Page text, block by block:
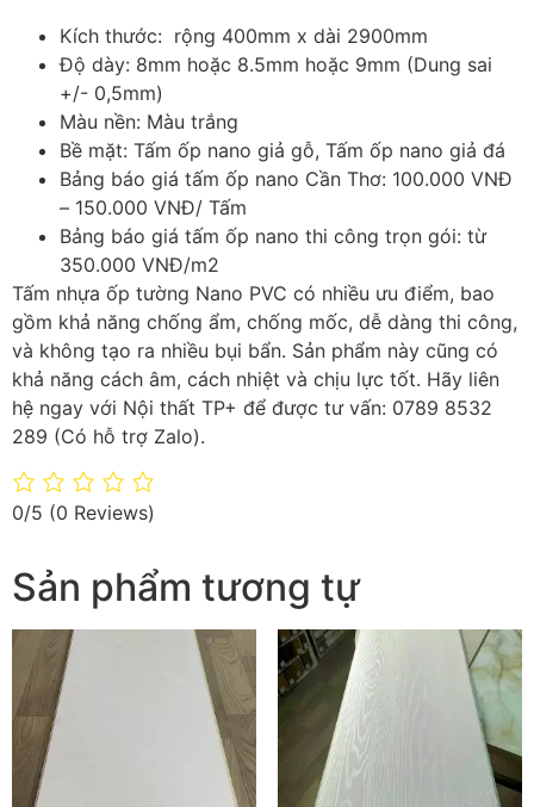
Kích thước: rộng 400mm x dài 2900mm
Độ dày: 8mm hoặc 8.5mm hoặc 9mm (Dung sai
+/- 0,5mm)
Màu nền: Màu trắng
Bề mặt: Tấm ốp nano giả gỗ, Tấm ốp nano giả đá
Bảng báo giá tấm ốp nano Cần Thơ: 100.000 VNĐ
– 150.000 VNĐ/ Tấm
Bảng báo giá tấm ốp nano thi công trọn gói: từ
350.000 VNĐ/m2
Tấm nhựa ốp tường Nano PVC có nhiều ưu điểm, bao
gồm khả năng chống ẩm, chống mốc, dễ dàng thi công,
và không tạo ra nhiều bụi bẩn. Sản phẩm này cũng có
khả năng cách âm, cách nhiệt và chịu lực tốt. Hãy liên
hệ ngay với Nội thất TP+ để được tư vấn: 0789 8532
289 (Có hỗ trợ Zalo).
0/5 (0 Reviews)
Sản phẩm tương tự